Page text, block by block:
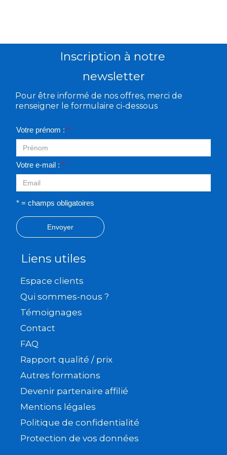
Inscription à notre
newsletter
Pour être informé de nos offres, merci de
renseigner le formulaire ci-dessous
Votre prénom : *
Votre e-mail : *
* = champs obligatoires
Envoyer
Liens utiles
Espace clients
Qui sommes-nous ?
Témoignages
Contact
FAQ
Rapport qualité / prix
Autres formations
Devenir partenaire affilié
Mentions légales
Politique de confidentialité
Protection de vos données